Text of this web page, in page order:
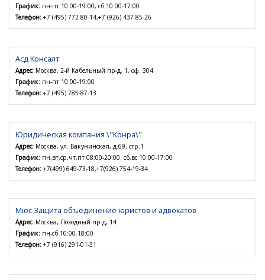
График: пн-пт 10:00-19:00, сб 10:00-17:00
Телефон: +7 (495) 772-80-14,+7 (926) 437-85-26
Асд Консалт
Адрес: Москва, 2-й Кабельный пр-д, 1, оф. 304
График: пн-пт 10:00-19:00
Телефон: +7 (495) 785-87-13
Юридическая компания \"Конра\"
Адрес: Москва, ул. Бакунинская, д.69, стр.1
График: пн,вт,ср,чт,пт 08:00-20:00; сб,вс 10:00-17:00
Телефон: +7(499) 649-73-18,+7(926) 754-19-34
Мюс Защита объединение юристов и адвокатов
Адрес: Москва, Походный пр-д, 14
График: пн-сб 10:00-18:00
Телефон: +7 (916) 291-01-31